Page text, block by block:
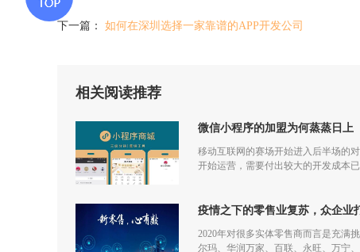
下一篇： 如何在深圳选择一家靠谱的APP开发公司
相关阅读推荐
微信小程序的加盟为何蒸蒸日上
移动互联网的赛场开始进入后半场的
开始运营，需要付出较大的开发成本
疫情之下的零售业复苏，众企业
2020年对很多实体零售商而言是充满
尔玛、华润万家、百联、永旺、万宁